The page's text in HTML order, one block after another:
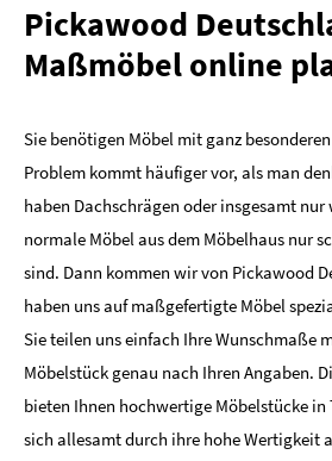
Pickawood
Maßmöbel online
Sie benötigen Möbel mit ganz
Problem kommt häufiger vor, als man
haben Dachschrägen oder insgesamt nur
normale Möbel aus dem Möbelhaus nur
sind. Dann kommen wir von Pickawood
haben uns auf maßgefertigte Möbel
Sie teilen uns einfach Ihre Wunschmaße
Möbelstück genau nach Ihren Angaben.
bieten Ihnen hochwertige Möbelstücke
sich allesamt durch ihre hohe Wertigkeit